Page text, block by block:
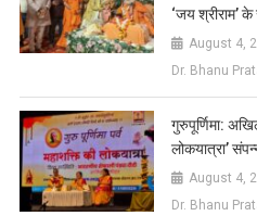
‘जय श्रीराम’
August 4,
Dr. Bhanu
गुरुपूर्णिमा:
लोकयात्रा’
August 4,
Dr. Bhanu